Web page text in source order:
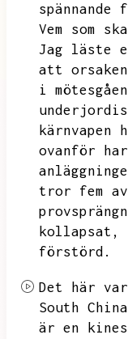
Vem som
Jag läste
att
i
kärnvapen
ovanför
tror fem
kollapsat,
förstörd.
Det här
South
är en